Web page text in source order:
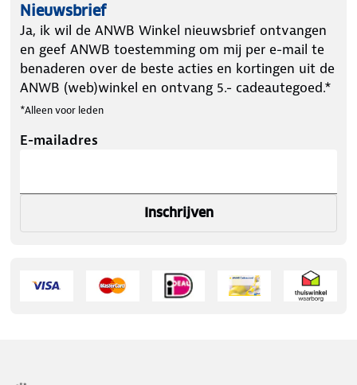
Nieuwsbrief
Ja, ik wil de ANWB Winkel nieuwsbrief ontvangen
en geef ANWB toestemming om mij per e-mail te
benaderen over de beste acties en kortingen uit de
ANWB (web)winkel en ontvang 5.- cadeautegoed.*
*Alleen voor leden
E-mailadres
Inschrijven